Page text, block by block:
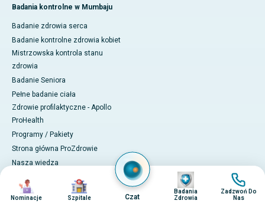
Badania kontrolne w Mumbaju
Badanie zdrowia serca
Badanie kontrolne zdrowia kobiet
Mistrzowska kontrola stanu
zdrowia
Badanie Seniora
Pełne badanie ciała
Zdrowie profilaktyczne - Apollo
ProHealth
Programy / Pakiety
Strona główna ProZdrowie
Nasza wiedza
Twoje doświadczenie
Pogotowie ratunkowe
Obraz
Nominacje
Obraz
Szpitale Czat
Obraz
Badania
Zdrowia
Obraz
Zadzwoń Do
Nas